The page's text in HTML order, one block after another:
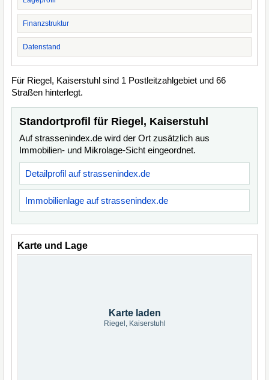
Finanzstruktur
Datenstand
Für Riegel, Kaiserstuhl sind 1 Postleitzahlgebiet und 66
Straßen hinterlegt.
Standortprofil für Riegel, Kaiserstuhl
Auf strassenindex.de wird der Ort zusätzlich aus
Immobilien- und Mikrolage-Sicht eingeordnet.
Detailprofil auf strassenindex.de
Immobilienlage auf strassenindex.de
Karte und Lage
Karte laden
Riegel, Kaiserstuhl